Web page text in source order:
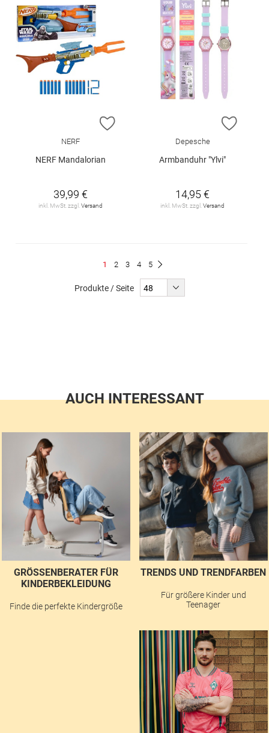
ZUR WUNSCHLISTE HINZUFÜGEN
NERF
NERF Mandalorian
39,99 €
inkl. MwSt. zzgl. Versand
ZUR
Depesche
Armbanduhr "Ylvi"
14,95 €
inkl. MwSt. zzgl. Versand
Du
1 Seite
2 Seite
3 Seite
4 Seite
5
Produkte / Seite
AUCH INTERESSANT
GRÖSSENBERATER FÜR K
INDERBEKLEIDUNG
Finde die perfekte Kindergröße
TRENDS UND TRENDFARBEN
Für größere Kinder und
Teenager